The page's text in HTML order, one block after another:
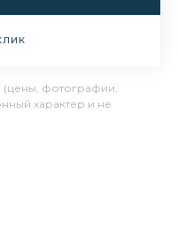
(цены, фотографии,
характер и не